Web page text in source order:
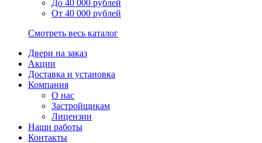
До 40 000 рублей
От 40 000 рублей
Смотреть весь каталог
Двери на заказ
Акции
Доставка и установка
Компания
О нас
Застройщикам
Лицензии
Наши работы
Контакты